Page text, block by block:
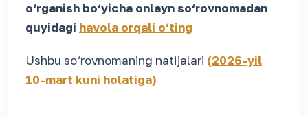
o‘rganish bo‘yicha onlayn so‘rovnomadan
quyidagi havola orqali o‘ting
Ushbu so‘rovnomaning natijalari (2026-yil
10-mart kuni holatiga)